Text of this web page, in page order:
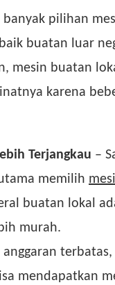
banyak pilihan
buatan luar
mesin buatan
karena
Terjangkau –
memilih
buatan lokal
murah.
anggaran
mendapatkan